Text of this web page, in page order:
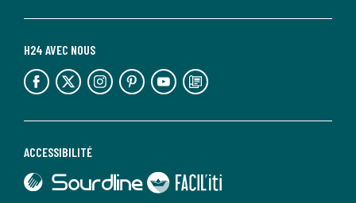
ACCESSIBILITÉ
lien vers Sourdline
lien vers Faciliti
H24 AVEC NOUS
lien vers l'espace réseaux sociaux lien vers l'espace réseaux sociaux lien vers l'espace réseaux sociaux lien vers l'espace réseaux sociaux lien vers l'espace réseaux sociaux lien vers le blog la redoute